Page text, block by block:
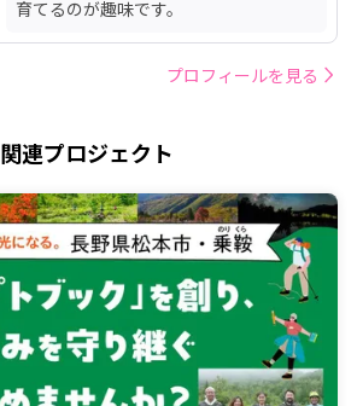
育てるのが趣味です。
プロフィールを見る
関連プロジェクト